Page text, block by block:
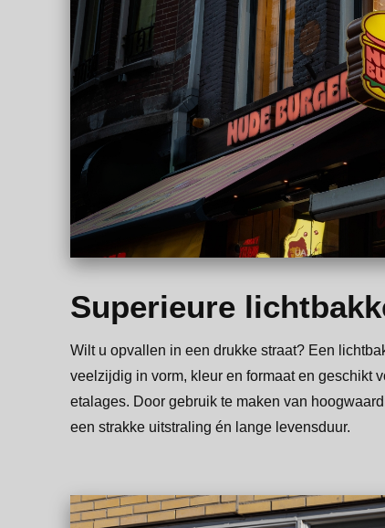
Superieure
Wilt u opvallen in een drukke straat? Een
veelzijdig in vorm, kleur en formaat en geschikt
etalages. Door gebruik te maken van
een strakke uitstraling én lange levensduur.